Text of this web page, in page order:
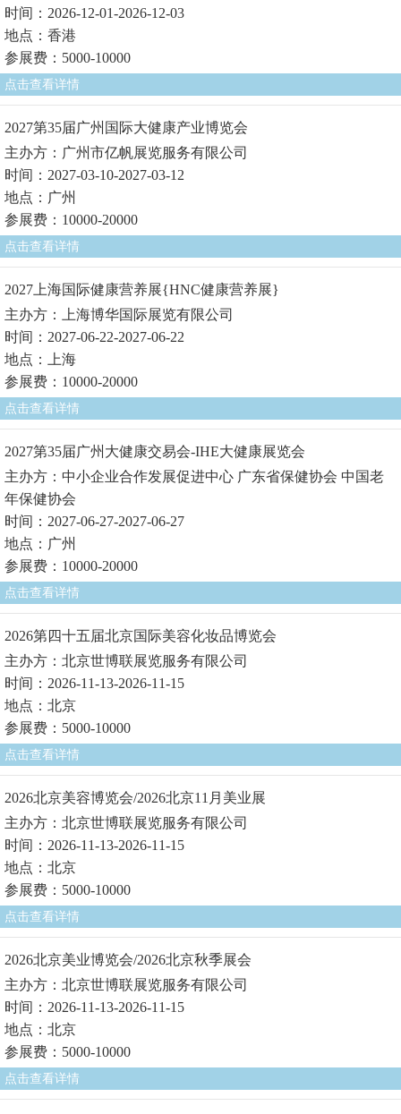
时间：2026-12-01-2026-12-03
地点：香港
参展费：5000-10000
点击查看详情
2027第35届广州国际大健康产业博览会
主办方：广州市亿帆展览服务有限公司
时间：2027-03-10-2027-03-12
地点：广州
参展费：10000-20000
点击查看详情
2027上海国际健康营养展{HNC健康营养展}
主办方：上海博华国际展览有限公司
时间：2027-06-22-2027-06-22
地点：上海
参展费：10000-20000
点击查看详情
2027第35届广州大健康交易会-IHE大健康展览会
主办方：中小企业合作发展促进中心 广东省保健协会 中国老
年保健协会
时间：2027-06-27-2027-06-27
地点：广州
参展费：10000-20000
点击查看详情
2026第四十五届北京国际美容化妆品博览会
主办方：北京世博联展览服务有限公司
时间：2026-11-13-2026-11-15
地点：北京
参展费：5000-10000
点击查看详情
2026北京美容博览会/2026北京11月美业展
主办方：北京世博联展览服务有限公司
时间：2026-11-13-2026-11-15
地点：北京
参展费：5000-10000
点击查看详情
2026北京美业博览会/2026北京秋季展会
主办方：北京世博联展览服务有限公司
时间：2026-11-13-2026-11-15
地点：北京
参展费：5000-10000
点击查看详情